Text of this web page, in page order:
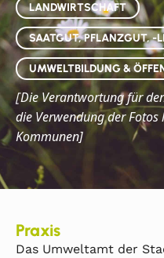
LANDWIRTSCHAFT
SAATGUT, PFLANZGUT, -
UMWELTBILDUNG &
[Die Verantwortung für
die Verwendung der
Kommunen]
Praxis
Das Umweltamt der